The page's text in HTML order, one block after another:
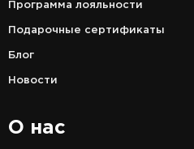
Программа лояльности
Подарочные сертификаты
Блог
Новости
О нас